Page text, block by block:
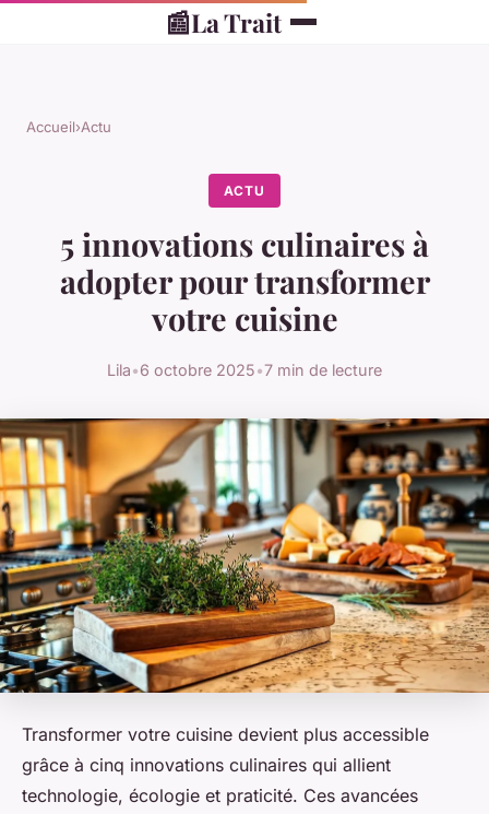
📰La Trait
Accueil›Actu
ACTU
5 innovations culinaires à
adopter pour transformer
votre cuisine
Lila•6 octobre 2025•7 min de lecture
Transformer votre cuisine devient plus accessible
grâce à cinq innovations culinaires qui allient
technologie, écologie et praticité. Ces avancées